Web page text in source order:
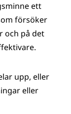
ett
försöker
och på det
upp, eller
eller